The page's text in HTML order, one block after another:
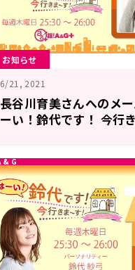
お知らせ
6/21, 2021
長谷川育美さんへのメ
ーい！鈴代です！ 今行